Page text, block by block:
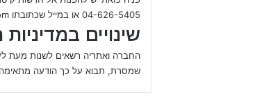
04-626-5405 או במייל שכתובתו
שינויים
החברה ואתריה רשאים לשנות מעת לעת
שמסרת, תבוא על כך הודעה